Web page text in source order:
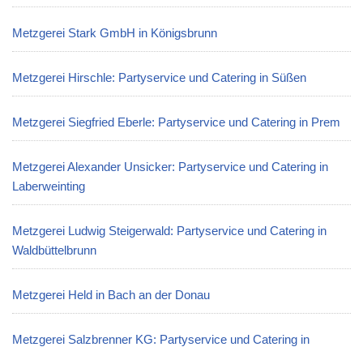
Metzgerei Stark GmbH in Königsbrunn
Metzgerei Hirschle: Partyservice und Catering in Süßen
Metzgerei Siegfried Eberle: Partyservice und Catering in Prem
Metzgerei Alexander Unsicker: Partyservice und Catering in
Laberweinting
Metzgerei Ludwig Steigerwald: Partyservice und Catering in
Waldbüttelbrunn
Metzgerei Held in Bach an der Donau
Metzgerei Salzbrenner KG: Partyservice und Catering in